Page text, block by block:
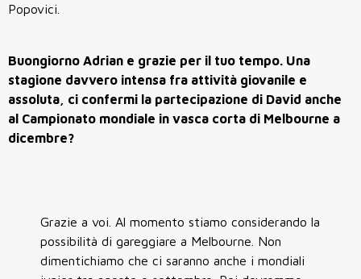
Popovici.
Buongiorno Adrian e grazie per il tuo tempo. Una
stagione davvero intensa fra attività giovanile e
assoluta, ci confermi la partecipazione di David anche
al Campionato mondiale in vasca corta di Melbourne a
dicembre?
Grazie a voi. Al momento stiamo considerando la
possibilità di gareggiare a Melbourne. Non
dimentichiamo che ci saranno anche i mondiali